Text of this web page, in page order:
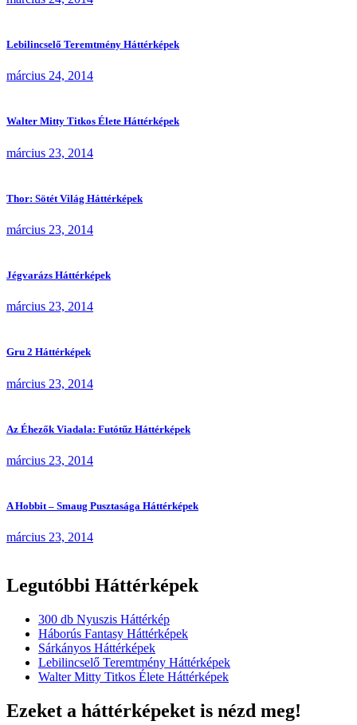
Lebilincselő Teremtmény Háttérképek
március 24, 2014
Walter Mitty Titkos Élete Háttérképek
március 23, 2014
Thor: Sötét Világ Háttérképek
március 23, 2014
Jégvarázs Háttérképek
március 23, 2014
Gru 2 Háttérképek
március 23, 2014
Az Éhezők Viadala: Futótűz Háttérképek
március 23, 2014
A Hobbit – Smaug Pusztasága Háttérképek
március 23, 2014
Legutóbbi Háttérképek
300 db Nyuszis Háttérkép
Háborús Fantasy Háttérképek
Sárkányos Háttérképek
Lebilincselő Teremtmény Háttérképek
Walter Mitty Titkos Élete Háttérképek
Ezeket a háttérképeket is nézd meg!